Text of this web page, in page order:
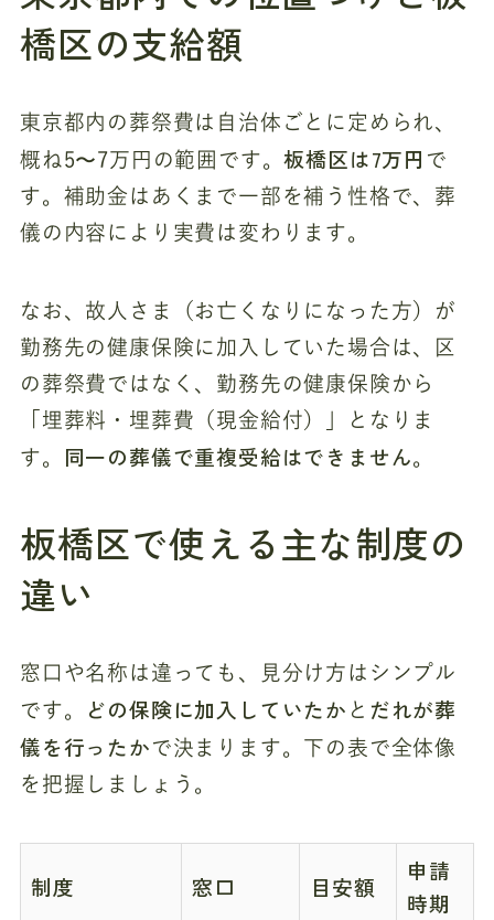
橋区の支給額
東京都内の葬祭費は自治体ごとに定められ、
概ね5〜7万円の範囲です。板橋区は7万円 で
す。補助金はあくまで一部を補う性格で、葬
儀の内容により実費は変わります。
なお、故人さま（お亡くなりになった方）が
勤務先の健康保険に加入していた場合は、区
の葬祭費ではなく、勤務先の健康保険から
「埋葬料・埋葬費（現金給付）」となりま
す。
同一の葬儀で重複受給はできません。
板橋区で使える主な制度の
違い
窓口や名称は違っても、見分け方はシンプル
です。
どの保険に加入していたか と だれが葬
儀を行ったか で決まります。下の表で全体像
を把握しましょう。
制度 窓口 目安額
申請
時期